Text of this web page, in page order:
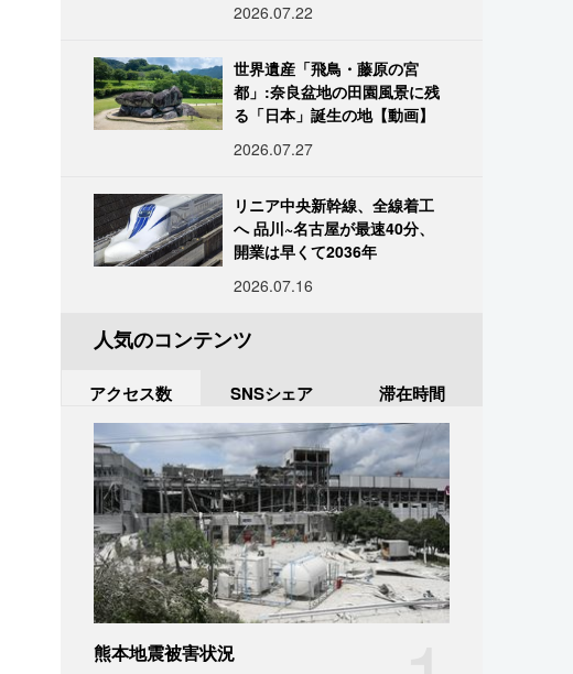
2026.07.22
世界遺産「飛鳥・藤原の宮
都」:奈良盆地の田園風景に残
る「日本」誕生の地【動画】
2026.07.27
リニア中央新幹線、全線着工
へ 品川~名古屋が最速40分、
開業は早くて2036年
2026.07.16
人気のコンテンツ
アクセス数 SNSシェア 滞在時間
熊本地震被害状況